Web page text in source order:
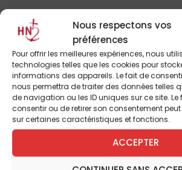
Nous respectons vos
préférences
Pour offrir les meilleures expériences, nous
technologies telles que les cookies pour
informations des appareils. Le fait de
nous permettra de traiter des données telles
de navigation ou les ID uniques sur ce site. Le
consentir ou de retirer son consentement
sur certaines caractéristiques et fonctions.
ACCEPTER
Commentaire musical
L’introïtVeníteest emprunté
Une fois de plus nous
que le qualificatif tristis ne
de là, toutes les nuances
mode sérieux, profond, léger,
Certes, il n’éclate pas en cris